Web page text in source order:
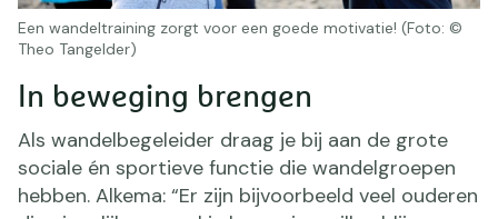
Een wandeltraining zorgt voor een goede motivatie! (Foto: ©
Theo Tangelder)
In beweging brengen
Als wandelbegeleider draag je bij aan de grote
sociale én sportieve functie die wandelgroepen
hebben. Alkema: “Er zijn bijvoorbeeld veel ouderen